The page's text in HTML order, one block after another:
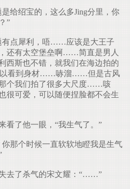
给绍宝的，这么多Jing分里，你
”
点犀利，唔……应该是大王子
还有太空堡垒啊……简直是男人
西斯也不错，就我们在海边拍的
以看到身材……哧溜……但是古风
个我们拍了很多大尺度……咳
很可爱，可以随便捏脸都不会生
看了他一眼，“我生气了。”
那个时候一直软软地瞪我是生气
去了杀气的宋文耀：“……”